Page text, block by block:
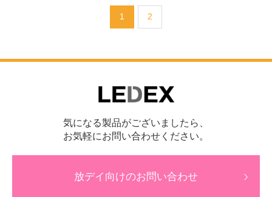
1 2
気になる製品がございましたら、
お気軽にお問い合わせください。
放デイ向けのお問い合わせ